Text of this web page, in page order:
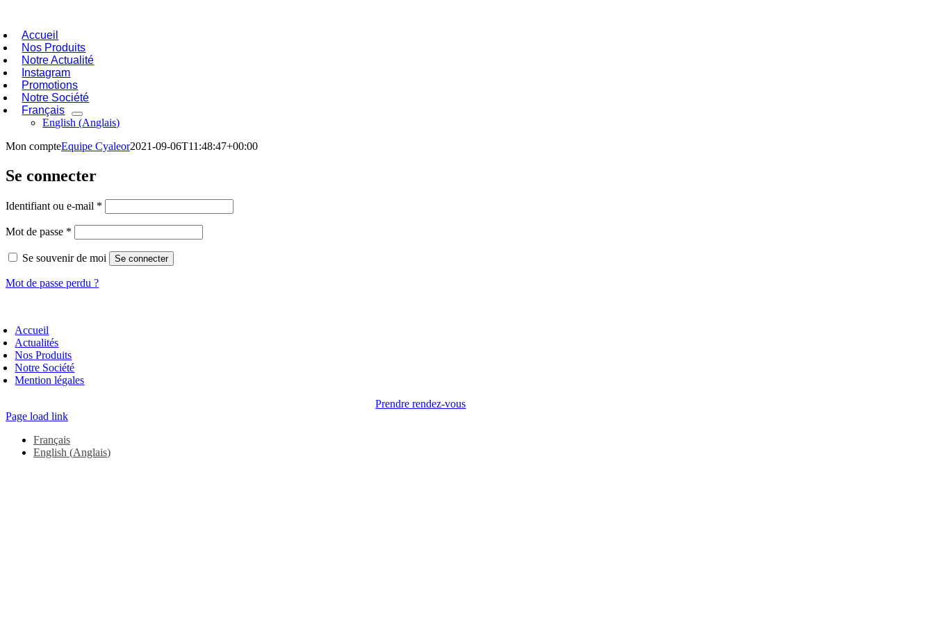
contenuAccueil
Nos Produits
Notre Actualité
Instagram
Promotions
Notre Société
Français
English (Anglais)
Mon compteEquipe Cyaleor2021-09-06T11:48:47+00:00
Se connecter
Identifiant ou e-mail *
Mot de passe *
Se souvenir de moi Se connecter
Mot de passe perdu ?
Accueil
Actualités
Nos Produits
Notre Société
Mention légales
Prendre rendez-vous
Page load link
Français
English (Anglais)